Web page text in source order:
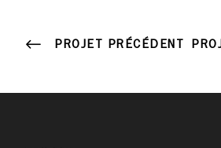
PROJET PRÉCÉDENT